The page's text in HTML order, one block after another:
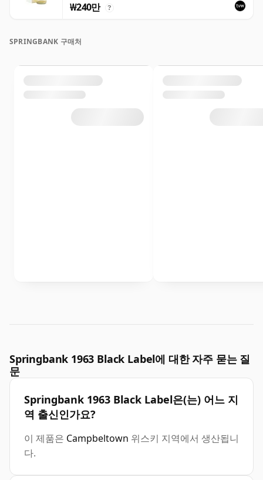
₩240만 ?
SPRINGBANK 구매처
Springbank 1963 Black Label에 대한 자주 묻는 질
문
Springbank 1963 Black Label은(는) 어느 지
역 출신인가요?
이 제품은 Campbeltown 위스키 지역에서 생산됩니
다.